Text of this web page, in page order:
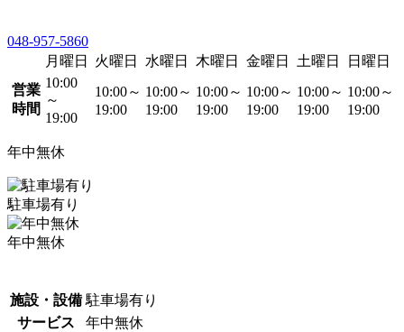
048-957-5860
月曜日
火曜日 水曜日 木曜日 金曜日 土曜日
日曜日
営業
時間
10:00
～
19:00
10:00～
19:00
10:00～
19:00
10:00～
19:00
10:00～
19:00
10:00～
19:00
10:00～
19:00
年中無休
駐車場有り
年中無休
施設・設備 駐車場有り
サービス
年中無休